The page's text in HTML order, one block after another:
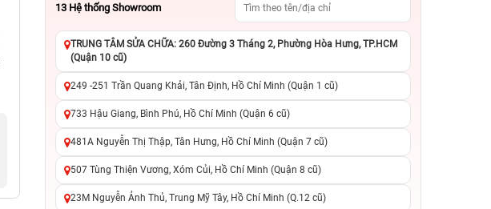
iPhone 11 Pro Max 256GB Cũ
chính hãng
5.590.000đ
8.990.000đ
chuyển đổi, 0 gọi người thân
4.790.000đ 10.990.000đ
chuyển đổi, 0 gọi người thân
13 Hệ thống Showroom
TRUNG TÂM SỬA CHỮA: 260 Đường 3 Tháng 2, Phường Hòa Hưng, TP.HCM
(Quận 10 cũ)
249 -251 Trần Quang Khải, Tân Định, Hồ Chí Minh (Quận 1 cũ)
733 Hậu Giang, Bình Phú, Hồ Chí Minh (Quận 6 cũ)
481A Nguyễn Thị Thập, Tân Hưng, Hồ Chí Minh (Quận 7 cũ)
507 Tùng Thiện Vương, Xóm Củi, Hồ Chí Minh (Quận 8 cũ)
23M Nguyễn Ảnh Thủ, Trung Mỹ Tây, Hồ Chí Minh (Q.12 cũ)